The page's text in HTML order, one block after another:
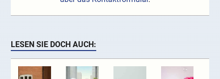
LESEN SIE DOCH AUCH: